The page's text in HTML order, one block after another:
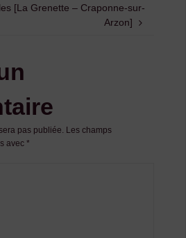
[La Grenette – Craponne-sur-
Arzon]
pas publiée. Les champs
avec *